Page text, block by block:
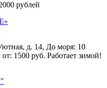
рублей
д. 14, До моря: 10
1500 руб. Работает зимой!